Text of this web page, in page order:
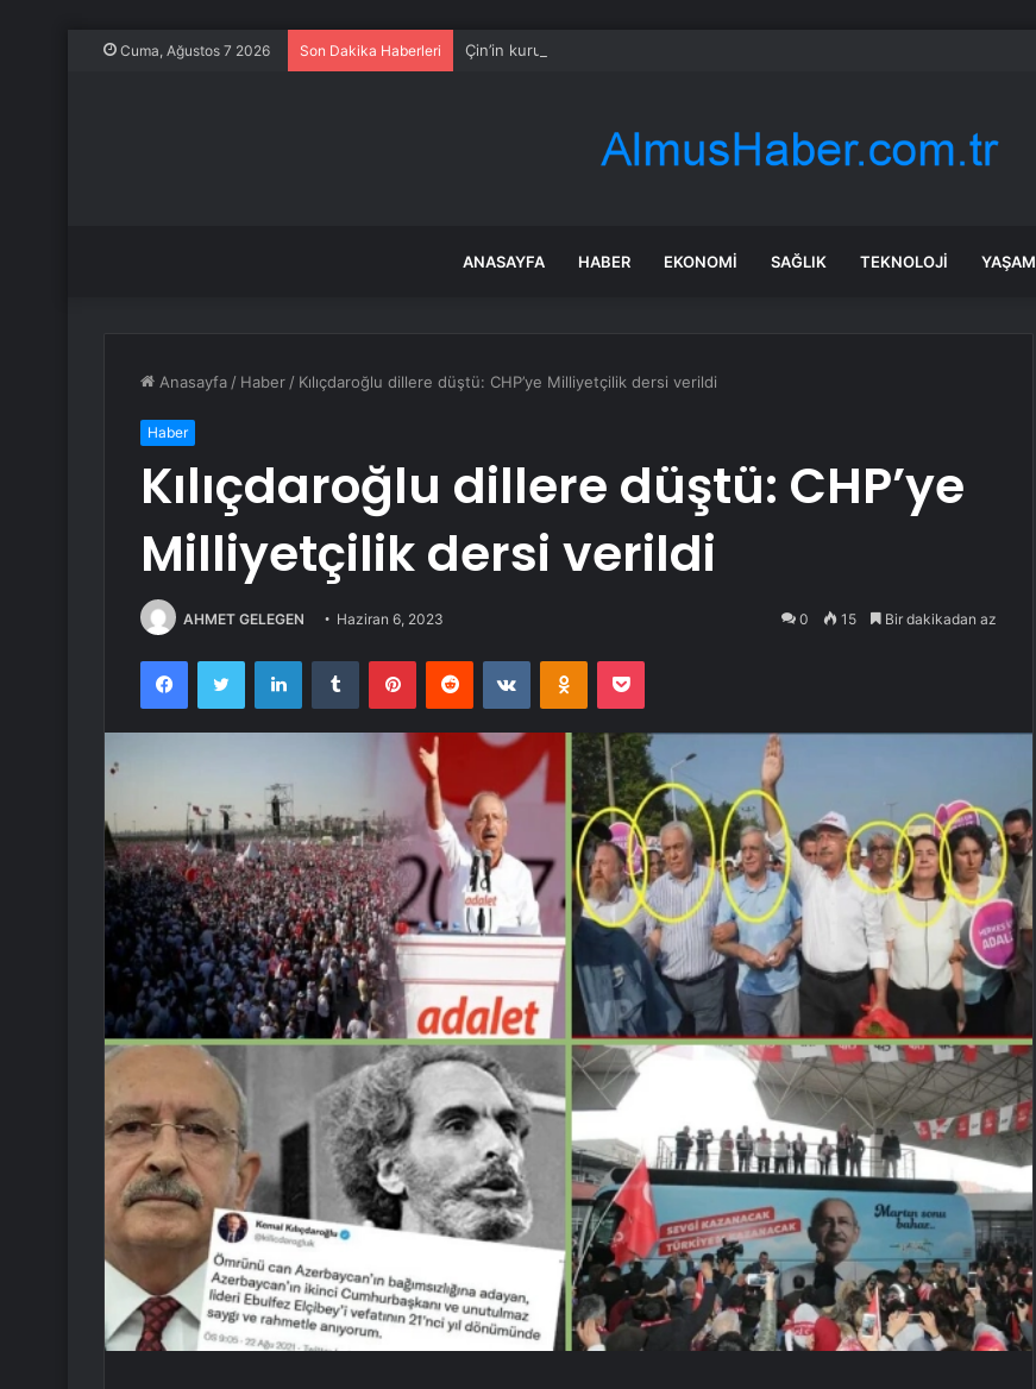
Cuma, Ağustos 7 2026 Son Dakika Haberleri Çin’in kurulu elektrik üretim kapasitesi 4 milyar kilovatı aştı
ANASAYFA HABER EKONOMI SAĞLIK TEKNOLOJI YAŞAM
Anasayfa / Haber / Kılıçdaroğlu dillere düştü: CHP’ye Milliyetçilik dersi verildi
Haber
Kılıçdaroğlu dillere düştü: CHP’ye
Milliyetçilik dersi verildi
AHMET GELEGEN Haziran 6, 2023 0 15 Bir dakikadan az
FacebookTwitter LinkedInTumblr PinterestReddit VKontakteOdnoklassniki
Pocket